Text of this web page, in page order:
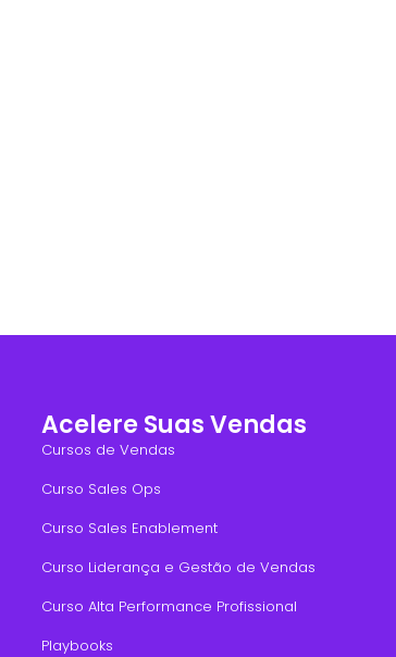
Acelere Suas Vendas
Cursos de Vendas
Curso Sales Ops
Curso Sales Enablement
Curso Liderança e Gestão de Vendas
Curso Alta Performance Profissional
Playbooks